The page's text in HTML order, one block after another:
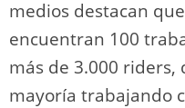
medios destacan
encuentran 100
más de 3.000 riders,
mayoría trabajando